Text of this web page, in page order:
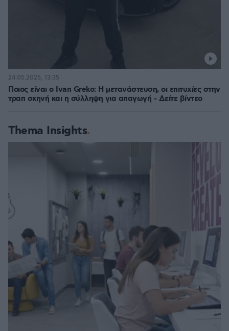
Ποιος είναι ο Ivan Greko: Η μετανάστευση, οι επιτυχίες στην
τραπ σκηνή και η σύλληψη για απαγωγή - Δείτε βίντεο
24.05.2025, 13:35
Thema Insights